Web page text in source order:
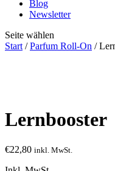
Blog
Newsletter
Seite wählen
Start /Parfum Roll-On /
Lernbooster
€22,80 inkl. MwSt.